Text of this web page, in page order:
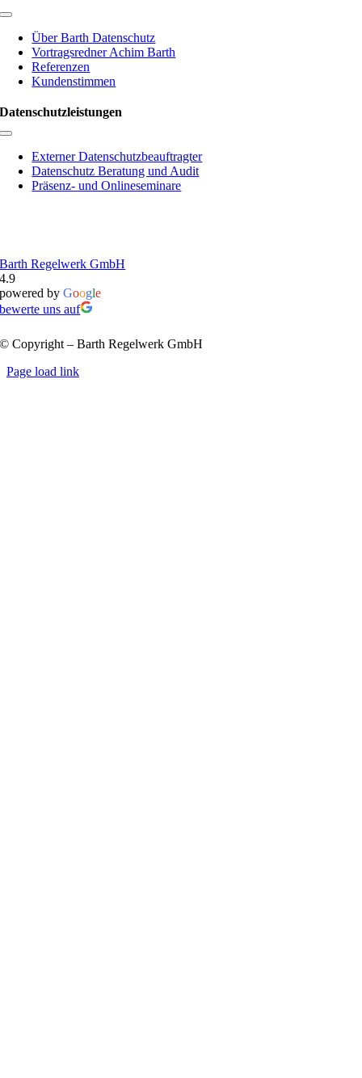
Toggle
NavigationÜber Barth Datenschutz
Vortragsredner Achim Barth
Referenzen
Kundenstimmen
Datenschutzleistungen
Toggle
NavigationExterner Datenschutzbeauftragter
Datenschutz Beratung und Audit
Präsenz- und Onlineseminare
Barth Regelwerk GmbH
4.9
powered byGoogle
bewerte uns auf
© Copyright – Barth Regelwerk GmbH
Page load link